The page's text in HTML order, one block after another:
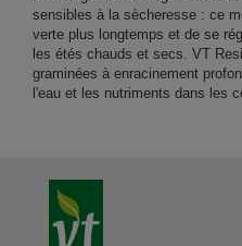
sensibles à la sècheresse : ce
verte plus longtemps et de se
les étés chauds et secs. VT
graminées à enracinement
l'eau et les nutriments dans les